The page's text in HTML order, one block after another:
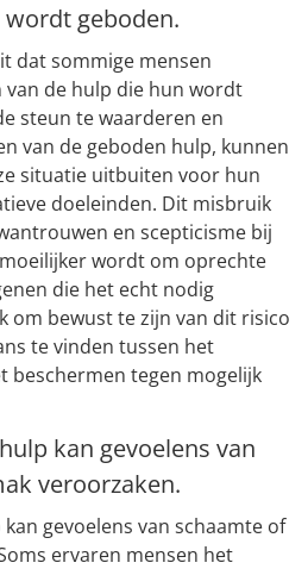
geboden.
dat sommige mensen
de hulp die hun wordt
steun te waarderen en
van de geboden hulp, kunnen
situatie uitbuiten voor hun
doeleinden. Dit misbruik
en scepticisme bij
wordt om oprechte
die het echt nodig
om bewust te zijn van dit risico
te vinden tussen het
beschermen tegen mogelijk
kan gevoelens van
veroorzaken.
gevoelens van schaamte of
ervaren mensen het